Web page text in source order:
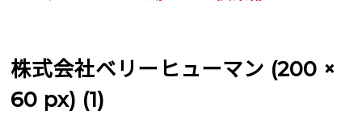
株式会社ベリーヒューマン (200 ×
60 px) (1)